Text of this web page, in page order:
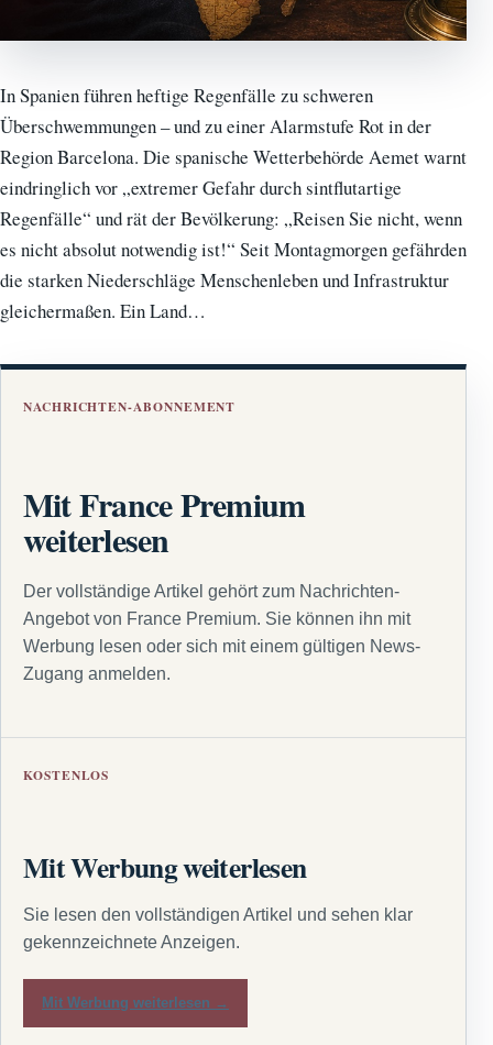
In Spanien führen heftige Regenfälle zu schweren
Überschwemmungen – und zu einer Alarmstufe Rot in der
Region Barcelona. Die spanische Wetterbehörde Aemet warnt
eindringlich vor „extremer Gefahr durch sintflutartige
Regenfälle“ und rät der Bevölkerung: „Reisen Sie nicht, wenn
es nicht absolut notwendig ist!“ Seit Montagmorgen gefährden
die starken Niederschläge Menschenleben und Infrastruktur
gleichermaßen. Ein Land…
NACHRICHTEN-ABONNEMENT
Mit France Premium
weiterlesen
Der vollständige Artikel gehört zum Nachrichten-
Angebot von France Premium. Sie können ihn mit
Werbung lesen oder sich mit einem gültigen News-
Zugang anmelden.
KOSTENLOS
Mit Werbung weiterlesen
Sie lesen den vollständigen Artikel und sehen klar
gekennzeichnete Anzeigen.
Mit Werbung weiterlesen →